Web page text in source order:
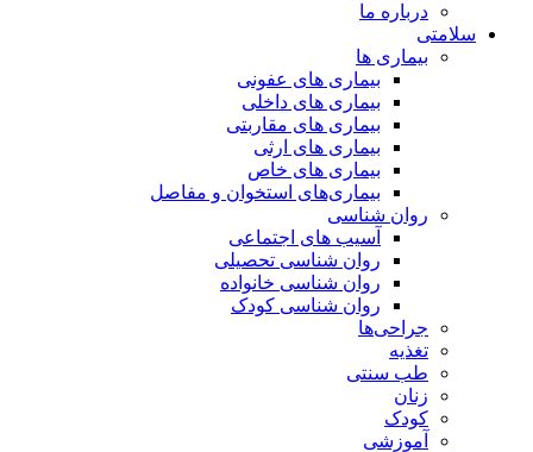
درباره ما
سلامتی
بیماری ها
بیماری های عفونی
بیماری های داخلی
بیماری های مقاربتی
بیماری های ارثی
بیماری های خاص
بیماری‌های استخوان و مفاصل
روان شناسی
آسیب های اجتماعی
روان شناسی تحصیلی
روان شناسی خانواده
روان شناسی کودک
جراحی‌ها
تغذیه
طب سنتی
زنان
کودک
آموزشی